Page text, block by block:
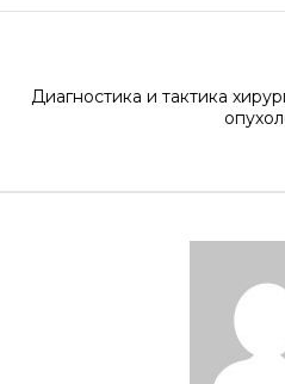
Диагностика и тактика